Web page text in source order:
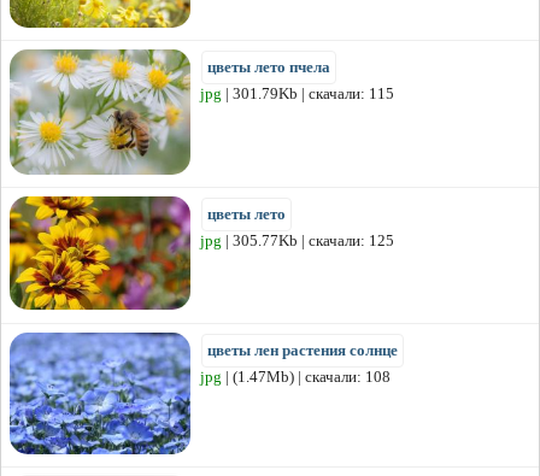
цветы лето пчела
jpg | 301.79Kb | скачали: 115
цветы лето
jpg | 305.77Kb | скачали: 125
цветы лен растения солнце
jpg | (1.47Mb) | скачали: 108